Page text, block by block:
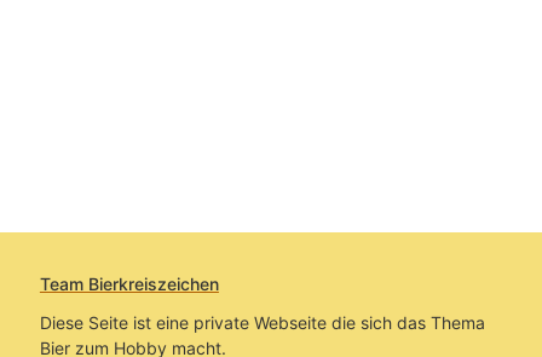
Team Bierkreiszeichen
Diese Seite ist eine private Webseite die sich das Thema
Bier zum Hobby macht.